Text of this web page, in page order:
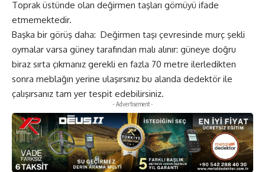
Toprak üstünde olan değirmen taşları gömüyü ifade
etmemektedir.
Başka bir görüş daha: Değirmen taşı çevresinde murç şekli
oymalar varsa güney tarafından malı alınır: güneye doğru
biraz sırta çıkmanız gerekli en fazla 70 metre ilerledikten
sonra meblağın yerine ulaşırsınız bu alanda dedektör ile
çalışırsanız tam yer tespit edebilirsiniz.
- Advertisement -